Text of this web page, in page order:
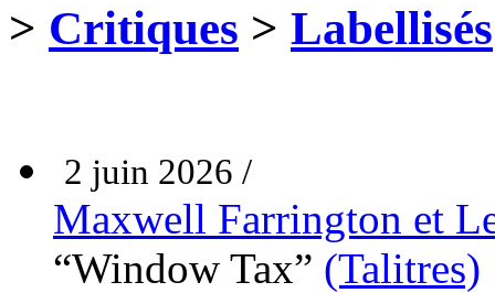
> Critiques > Labellisés
2 juin 2026 /
Maxwell Farrington et
“Window Tax” (Talitres)